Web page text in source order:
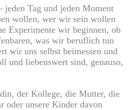
jeden Tag und jeden Moment
wollen, wer wir sein wollen
Experimente wir beginnen, ob
was wir beruflich tun
wir uns selbst beimessen und
und liebenswert sind, genauso,
der Kollege, die Mutter, die
oder unsere Kinder davon